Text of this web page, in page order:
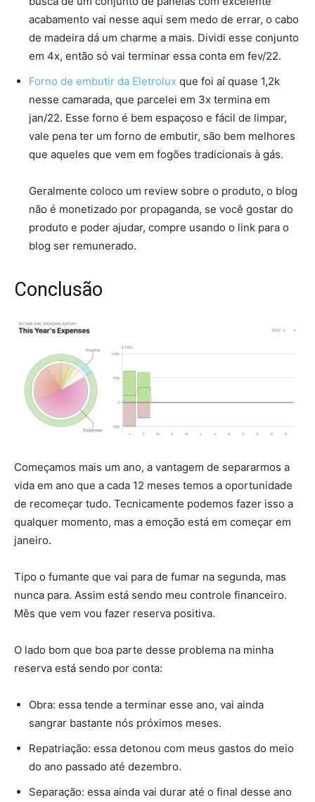
acabamento vai nesse aqui sem medo de errar, o cabo
de madeira dá um charme a mais. Dividi esse conjunto
em 4x, então só vai terminar essa conta em fev/22.
Forno de embutir da Eletrolux que foi aí quase 1,2k
nesse camarada, que parcelei em 3x termina em
jan/22. Esse forno é bem espaçoso e fácil de limpar,
vale pena ter um forno de embutir, são bem melhores
que aqueles que vem em fogões tradicionais à gás.
Geralmente coloco um review sobre o produto, o blog
não é monetizado por propaganda, se você gostar do
produto e poder ajudar, compre usando o link para o
blog ser remunerado.
Conclusão
Começamos mais um ano, a vantagem de separarmos a
vida em ano que a cada 12 meses temos a oportunidade
de recomeçar tudo. Tecnicamente podemos fazer isso a
qualquer momento, mas a emoção está em começar em
janeiro.
Tipo o fumante que vai para de fumar na segunda, mas
nunca para. Assim está sendo meu controle financeiro.
Mês que vem vou fazer reserva positiva.
O lado bom que boa parte desse problema na minha
reserva está sendo por conta:
Obra: essa tende a terminar esse ano, vai ainda
sangrar bastante nós próximos meses.
Repatriação: essa detonou com meus gastos do meio
do ano passado até dezembro.
Separação: essa ainda vai durar até o final desse ano